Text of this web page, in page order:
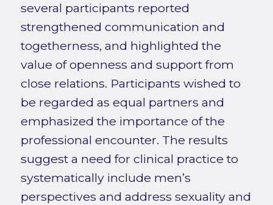
several participants reported
strengthened communication and
togetherness, and highlighted the
value of openness and support from
close relations. Participants wished to
be regarded as equal partners and
emphasized the importance of the
professional encounter. The results
suggest a need for clinical practice to
systematically include men’s
perspectives and address sexuality and